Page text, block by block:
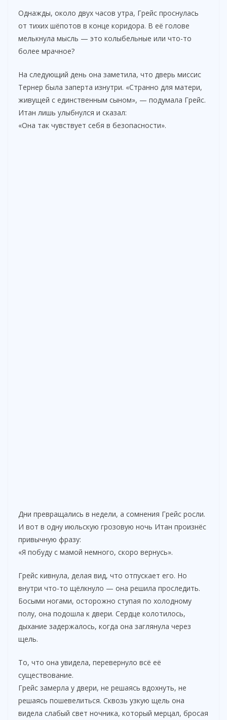
y
V
i
d
Однажды, около двух часов утра, Грейс проснулась
от тихих шёпотов в конце коридора. В её голове
мелькнула мысль — это колыбельные или что-то
более мрачное?
На следующий день она заметила, что дверь миссис
Тернер была заперта изнутри. «Странно для матери,
живущей с единственным сыном», — подумала Грейс.
Итан лишь улыбнулся и сказал:
«Она так чувствует себя в безопасности».
Дни превращались в недели, а сомнения Грейс росли.
И вот в одну июльскую грозовую ночь Итан произнёс
привычную фразу:
«Я побуду с мамой немного, скоро вернусь».
Грейс кивнула, делая вид, что отпускает его. Но
внутри что-то щёлкнуло — она решила проследить.
Босыми ногами, осторожно ступая по холодному
полу, она подошла к двери. Сердце колотилось,
дыхание задержалось, когда она заглянула через
щель.
То, что она увидела, перевернуло всё её
существование.
Грейс замерла у двери, не решаясь вдохнуть, не
решаясь пошевелиться. Сквозь узкую щель она
видела слабый свет ночника, который мерцал, бросая